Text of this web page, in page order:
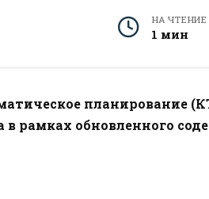
НА ЧТЕНИЕ
1 мин
планирование
в рамках обновленного